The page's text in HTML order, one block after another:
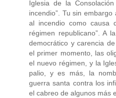
Iglesia de la
incendio”. Tu sin
al incendio como causa
régimen republicano”. A
democrático y carencia
el primer momento, las
el nuevo régimen, y la
palio, y es más, la
guerra santa contra los
el cabreo de algunos más